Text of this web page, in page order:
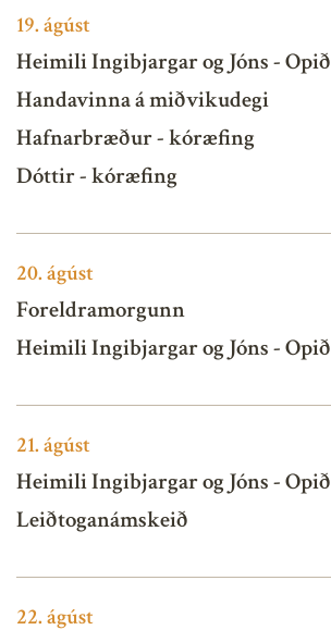
19.ágúst
Heimili Ingibjargar og Jóns - Opið
Handavinna á miðvikudegi
Hafnarbræður - kóræfing
Dóttir - kóræfing
20.ágúst
Foreldramorgunn
Heimili Ingibjargar og Jóns - Opið
21.ágúst
Heimili Ingibjargar og Jóns - Opið
Leiðtoganámskeið
22.ágúst